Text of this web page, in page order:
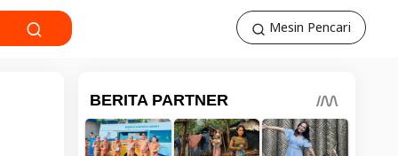
Mesin Pencari